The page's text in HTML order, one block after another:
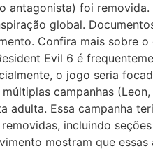
antagonista) foi
global.
Confira mais sobre
Evil 6 é
o jogo seria
campanhas
adulta. Essa campanha
incluindo
mostram que